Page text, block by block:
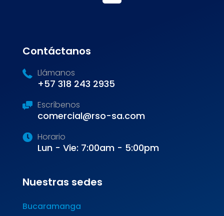
Contáctanos
Llámanos
+57 318 243 2935
Escríbenos
comercial@rso-sa.com
Horario
Lun - Vie: 7:00am - 5:00pm
Nuestras sedes
Bucaramanga